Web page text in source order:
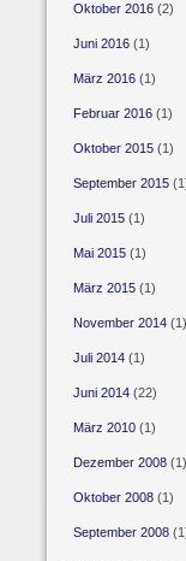
Oktober 2016(2)
Juni 2016(1)
März 2016(1)
Februar 2016(1)
Oktober 2015(1)
September 2015
Juli 2015(1)
Mai 2015(1)
März 2015(1)
November 2014(1)
Juli 2014(1)
Juni 2014(22)
März 2010(1)
Dezember 2008(1)
Oktober 2008(1)
September 2008